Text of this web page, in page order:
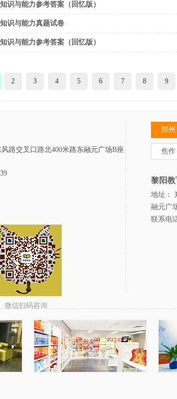
识与能力参考答案（回忆版）
识与能力真题试卷
识与能力参考答案（回忆版）
2 3 4 5 6 7 8 9
路交叉口路北400米路东融元广场B座
微信扫码咨询
郑州
焦作
黎阳教
地址：
融元广
联系电